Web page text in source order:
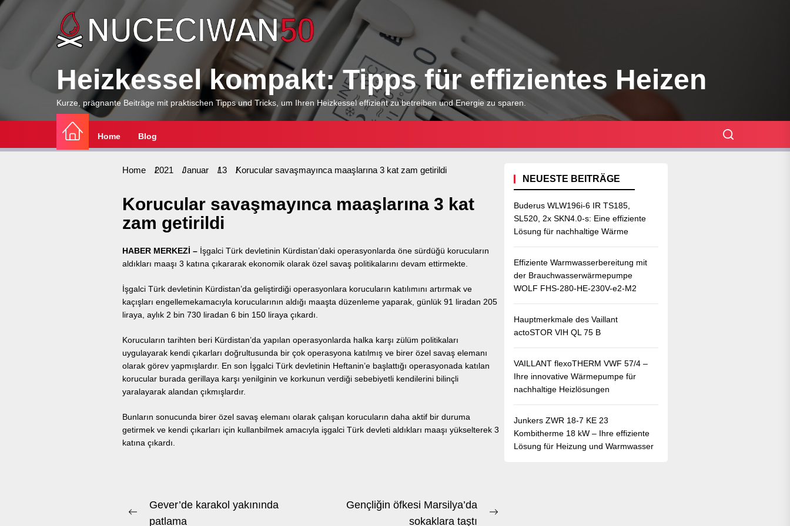
Skip
Heizkessel
kompakt:
Tipps
für
Heizkessel kompakt: Tipps für effizientes Heizen
Kurze, prägnante Beiträge mit praktischen Tipps und Tricks, um Ihren Heizkessel effizient zu betreiben und Energie zu sparen.
Home Blog
Home 2021 Januar 13 Korucular savaşmayınca maaşlarına 3 kat zam getirildi
Korucular savaşmayınca maaşlarına 3 kat
zam getirildi
HABER MERKEZİ – İşgalci Türk devletinin Kürdistan’daki operasyonlarda öne sürdüğü korucuların
aldıkları maaşı 3 katına çıkararak ekonomik olarak özel savaş politikalarını devam ettirmekte.
İşgalci Türk devletinin Kürdistan’da geliştirdiği operasyonlara korucuların katılımını artırmak ve
kaçışları engellemekamacıyla korucularının aldığı maaşta düzenleme yaparak, günlük 91 liradan 205
liraya, aylık 2 bin 730 liradan 6 bin 150 liraya çıkardı.
Korucuların tarihten beri Kürdistan’da yapılan operasyonlarda halka karşı zülüm politikaları
uygulayarak kendi çıkarları doğrultusunda bir çok operasyona katılmış ve birer özel savaş elemanı
olarak görev yapmışlardır. En son İşgalci Türk devletinin Heftanin’e başlattığı operasyonada katılan
korucular burada gerillaya karşı yenilginin ve korkunun verdiği sebebiyetli kendilerini bilinçli
yaralayarak alandan çıkmışlardır.
Bunların sonucunda birer özel savaş elemanı olarak çalışan korucuların daha aktif bir duruma
getirmek ve kendi çıkarları için kullanbilmek amacıyla işgalci Türk devleti aldıkları maaşı yükselterek 3
katına çıkardı.
Beitrags-
Previous
Gever’de karakol yakınında
patlama
Gençliğin öfkesi Marsilya’da
sokaklara taştı
NEUESTE BEITRÄGE
Buderus WLW196i-6 IR TS185,
SL520, 2x SKN4.0-s: Eine effiziente
Lösung für nachhaltige Wärme
Effiziente Warmwasserbereitung mit
der Brauchwasserwärmepumpe
WOLF FHS-280-HE-230V-e2-M2
Hauptmerkmale des Vaillant
actoSTOR VIH QL 75 B
VAILLANT flexoTHERM VWF 57/4 –
Ihre innovative Wärmepumpe für
nachhaltige Heizlösungen
Junkers ZWR 18-7 KE 23
Kombitherme 18 kW – Ihre effiziente
Lösung für Heizung und Warmwasser